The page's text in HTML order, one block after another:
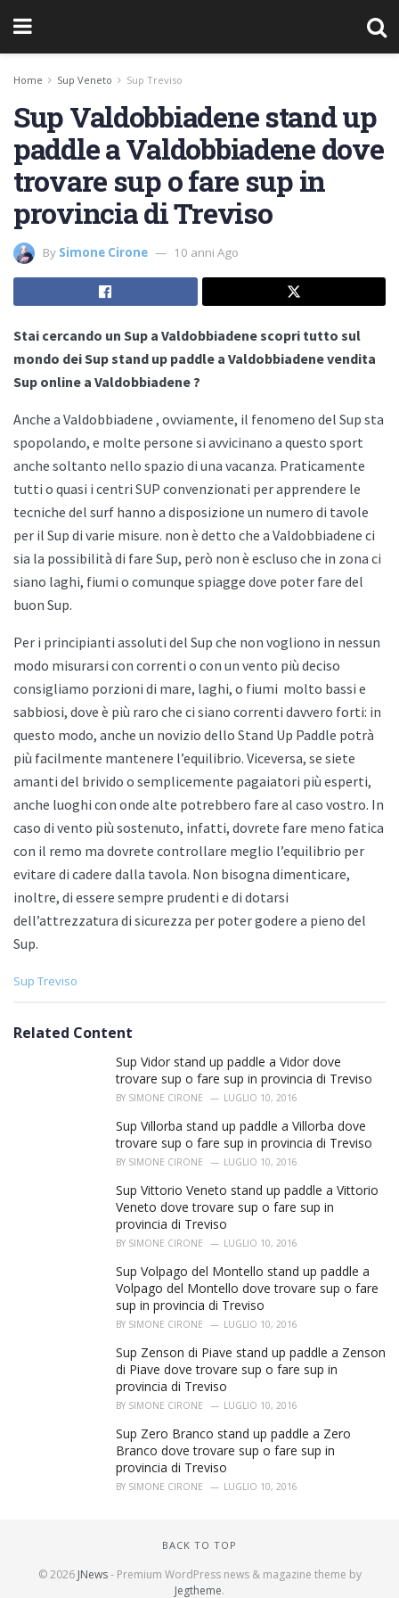
Home Sup Veneto Sup Treviso
Sup Valdobbiadene stand up
paddle a Valdobbiadene dove
trovare sup o fare sup in
provincia di Treviso
By Simone Cirone 10 anni Ago
Stai cercando un Sup a Valdobbiadene scopri tutto sul
mondo dei Sup stand up paddle a Valdobbiadene vendita
Sup online a Valdobbiadene ?
Anche a Valdobbiadene , ovviamente, il fenomeno del Sup sta
spopolando, e molte persone si avvicinano a questo sport
anche soltanto nello spazio di una vacanza. Praticamente
tutti o quasi i centri SUP convenzionati per apprendere le
tecniche del surf hanno a disposizione un numero di tavole
per il Sup di varie misure. non è detto che a Valdobbiadene ci
sia la possibilità di fare Sup, però non è escluso che in zona ci
siano laghi, fiumi o comunque spiagge dove poter fare del
buon Sup.
Per i principianti assoluti del Sup che non vogliono in nessun
modo misurarsi con correnti o con un vento più deciso
consigliamo porzioni di mare, laghi, o fiumi molto bassi e
sabbiosi, dove è più raro che ci siano correnti davvero forti: in
questo modo, anche un novizio dello Stand Up Paddle potrà
più facilmente mantenere l’equilibrio. Viceversa, se siete
amanti del brivido o semplicemente pagaiatori più esperti,
anche luoghi con onde alte potrebbero fare al caso vostro. In
caso di vento più sostenuto, infatti, dovrete fare meno fatica
con il remo ma dovrete controllare meglio l’equilibrio per
evitare di cadere dalla tavola. Non bisogna dimenticare,
inoltre, di essere sempre prudenti e di dotarsi
dell’attrezzatura di sicurezza per poter godere a pieno del
Sup.
C
e
Sup Treviso
Related Content
Sup Vidor stand up paddle a Vidor dove
trovare sup o fare sup in provincia di Treviso
BY SIMONE CIRONE LUGLIO 10, 2016
Sup Villorba stand up paddle a Villorba dove
trovare sup o fare sup in provincia di Treviso
BY SIMONE CIRONE LUGLIO 10, 2016
Sup Vittorio Veneto stand up paddle a Vittorio
Veneto dove trovare sup o fare sup in
provincia di Treviso
BY SIMONE CIRONE LUGLIO 10, 2016
Sup Volpago del Montello stand up paddle a
Volpago del Montello dove trovare sup o fare
sup in provincia di Treviso
BY SIMONE CIRONE LUGLIO 10, 2016
Sup Zenson di Piave stand up paddle a Zenson
di Piave dove trovare sup o fare sup in
provincia di Treviso
BY SIMONE CIRONE LUGLIO 10, 2016
Sup Zero Branco stand up paddle a Zero
Branco dove trovare sup o fare sup in
provincia di Treviso
BY SIMONE CIRONE LUGLIO 10, 2016
BACK TO TOP
© 2026 JNews- Premium WordPress news & magazine theme by
Jegtheme.